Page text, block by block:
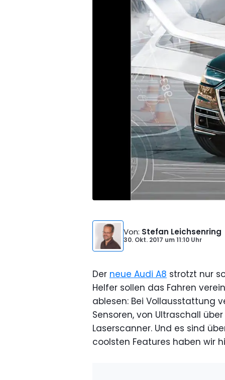
Von: Stefan Leichsenring
30. Okt. 2017 um11:10 Uhr
Der neue Audi A8 strotzt nur
Helfer sollen das Fahren
ablesen: Bei Vollausstattung
Sensoren, von Ultraschall
Laserscanner. Und es sind
coolsten Features haben wir